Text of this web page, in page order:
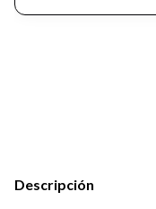
Descripción